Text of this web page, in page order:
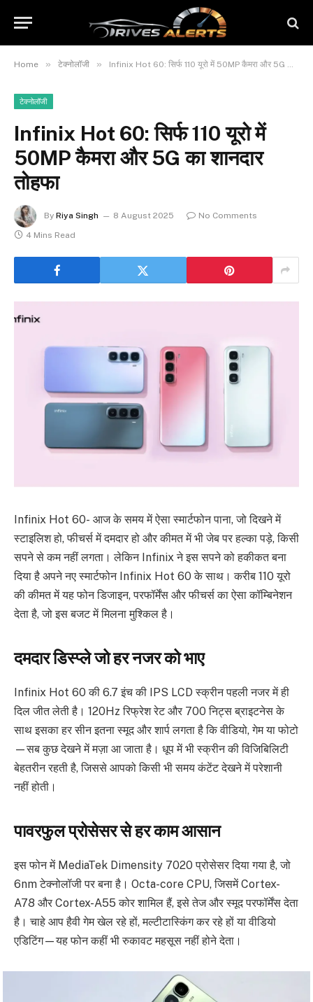
Home » टेक्नोलॉजी » Infinix Hot 60: सिर्फ 110 यूरो में 50MP कैमरा और 5G का शानदार तोहफा
टेक्नोलॉजी
Infinix Hot 60: सिर्फ 110 यूरो में
50MP कैमरा और 5G का शानदार
तोहफा
By Riya Singh 8 August 2025
No Comments
4 Mins Read
Infinix Hot 60- आज के समय में ऐसा स्मार्टफोन पाना, जो दिखने में
स्टाइलिश हो, फीचर्स में दमदार हो और कीमत में भी जेब पर हल्का पड़े, किसी
सपने से कम नहीं लगता। लेकिन Infinix ने इस सपने को हकीकत बना
दिया है अपने नए स्मार्टफोन Infinix Hot 60 के साथ। करीब 110 यूरो
की कीमत में यह फोन डिजाइन, परफॉर्मेंस और फीचर्स का ऐसा कॉम्बिनेशन
देता है, जो इस बजट में मिलना मुश्किल है।
दमदार डिस्प्ले जो हर नजर को भाए
Infinix Hot 60 की 6.7 इंच की IPS LCD स्क्रीन पहली नजर में ही
दिल जीत लेती है। 120Hz रिफ्रेश रेट और 700 निट्स ब्राइटनेस के
साथ इसका हर सीन इतना स्मूद और शार्प लगता है कि वीडियो, गेम या फोटो
—सब कुछ देखने में मज़ा आ जाता है। धूप में भी स्क्रीन की विजिबिलिटी
बेहतरीन रहती है, जिससे आपको किसी भी समय कंटेंट देखने में परेशानी
नहीं होती।
पावरफुल प्रोसेसर से हर काम आसान
इस फोन में MediaTek Dimensity 7020 प्रोसेसर दिया गया है, जो
6nm टेक्नोलॉजी पर बना है। Octa-core CPU, जिसमें Cortex-
A78 और Cortex-A55 कोर शामिल हैं, इसे तेज और स्मूद परफॉर्मेंस देता
है। चाहे आप हैवी गेम खेल रहे हों, मल्टीटास्किंग कर रहे हों या वीडियो
एडिटिंग—यह फोन कहीं भी रुकावट महसूस नहीं होने देता।